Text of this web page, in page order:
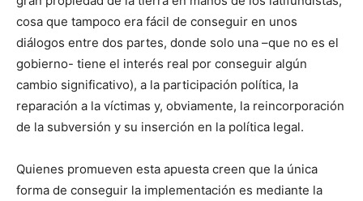
cosa que tampoco era fácil de conseguir en unos
diálogos entre dos partes, donde solo una –que no es el
gobierno- tiene el interés real por conseguir algún
cambio significativo), a la participación política, la
reparación a la víctimas y, obviamente, la reincorporación
de la subversión y su inserción en la política legal.
Quienes promueven esta apuesta creen que la única
forma de conseguir la implementación es mediante la